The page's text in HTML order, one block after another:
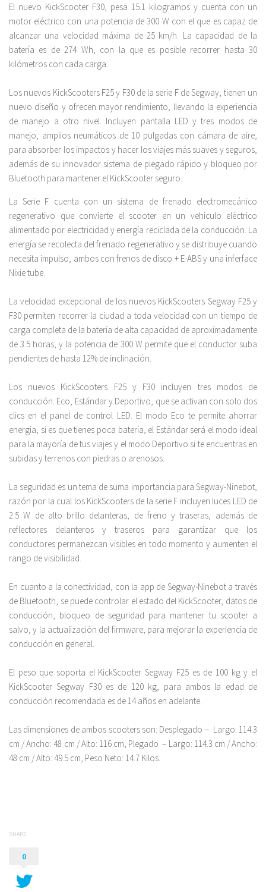
El nuevo KickScooter F30, pesa 15.1 kilogramos y cuenta con un
motor eléctrico con una potencia de 300 W con el que es capaz de
alcanzar una velocidad máxima de 25 km/h. La capacidad de la
batería es de 274 Wh, con la que es posible recorrer hasta 30
kilómetros con cada carga.
Los nuevos KickScooters F25 y F30 de la serie F de Segway, tienen un
nuevo diseño y ofrecen mayor rendimiento, llevando la experiencia
de manejo a otro nivel. Incluyen pantalla LED y tres modos de
manejo, amplios neumáticos de 10 pulgadas con cámara de aire,
para absorber los impactos y hacer los viajes más suaves y seguros,
además de su innovador sistema de plegado rápido y bloqueo por
Bluetooth para mantener el KickScooter seguro.
La Serie F cuenta con un sistema de frenado electromecánico
regenerativo que convierte el scooter en un vehículo eléctrico
alimentado por electricidad y energía reciclada de la conducción. La
energía se recolecta del frenado regenerativo y se distribuye cuando
necesita impulso, ambos con frenos de disco + E-ABS y una inferface
Nixie tube.
La velocidad excepcional de los nuevos KickScooters Segway F25 y
F30 permiten recorrer la ciudad a toda velocidad con un tiempo de
carga completa de la batería de alta capacidad de aproximadamente
de 3.5 horas, y la potencia de 300 W permite que el conductor suba
pendientes de hasta 12% de inclinación.
Los nuevos KickScooters F25 y F30 incluyen tres modos de
conducción: Eco, Estándar y Deportivo, que se activan con solo dos
clics en el panel de control LED. El modo Eco te permite ahorrar
energía, si es que tienes poca batería, el Estándar será el modo ideal
para la mayoría de tus viajes y el modo Deportivo si te encuentras en
subidas y terrenos con piedras o arenosos.
La seguridad es un tema de suma importancia para Segway-Ninebot,
razón por la cual los KickScooters de la serie F incluyen luces LED de
2.5 W de alto brillo delanteras, de freno y traseras, además de
reflectores delanteros y traseros para garantizar que los
conductores permanezcan visibles en todo momento y aumenten el
rango de visibilidad.
En cuanto a la conectividad, con la app de Segway-Ninebot a través
de Bluetooth, se puede controlar el estado del KickScooter, datos de
conducción, bloqueo de seguridad para mantener tu scooter a
salvo, y la actualización del firmware, para mejorar la experiencia de
conducción en general.
El peso que soporta el KickScooter Segway F25 es de 100 kg y el
KickScooter Segway F30 es de 120 kg, para ambos la edad de
conducción recomendada es de 14 años en adelante.
Las dimensiones de ambos scooters son: Desplegado – Largo: 114.3
cm / Ancho: 48 cm / Alto: 116 cm, Plegado – Largo: 114.3 cm / Ancho:
48 cm / Alto: 49.5 cm, Peso Neto: 14.7 Kilos.
SHARE
0